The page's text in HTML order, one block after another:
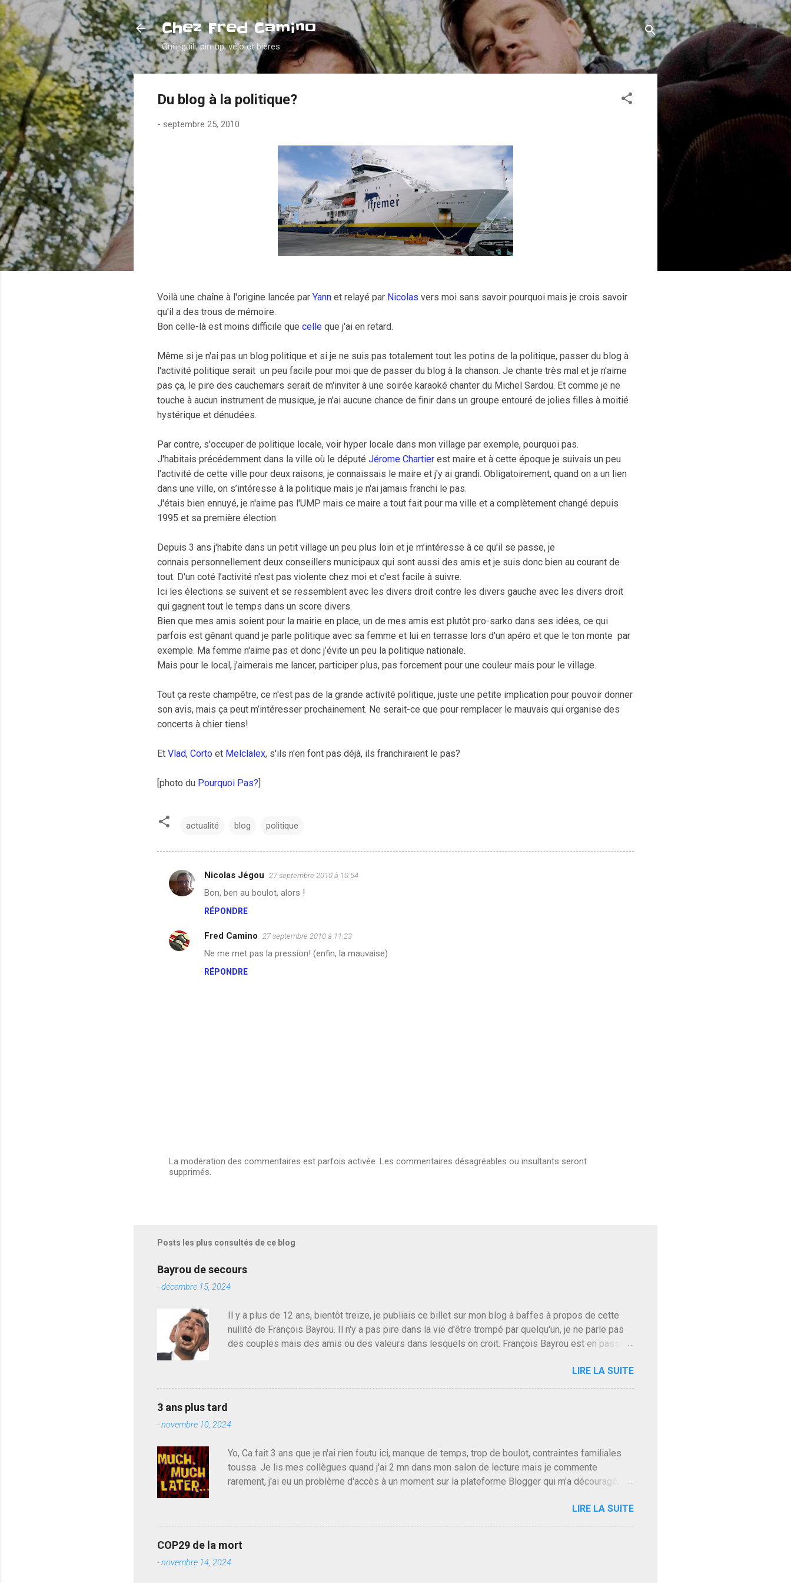
Accéder au contenu principal
Chez Fred Camino
Guili-guili, pin-up, vélo et bières
Du blog à la politique?
- septembre 25, 2010
Voilà une chaîne à l'origine lancée par Yann et relayé par Nicolas vers moi sans savoir pourquoi mais je crois savoir
qu'il a des trous de mémoire.
Bon celle-là est moins difficile que celle que j'ai en retard.
Même si je n'ai pas un blog politique et si je ne suis pas totalement tout les potins de la politique, passer du blog à
l'activité politique serait un peu facile pour moi que de passer du blog à la chanson. Je chante très mal et je n'aime
pas ça, le pire des cauchemars serait de m'inviter à une soirée karaoké chanter du Michel Sardou. Et comme je ne
touche à aucun instrument de musique, je n'ai aucune chance de finir dans un groupe entouré de jolies filles à moitié
hystérique et dénudées.
Par contre, s'occuper de politique locale, voir hyper locale dans mon village par exemple, pourquoi pas.
J'habitais précédemment dans la ville où le député Jérome Chartier est maire et à cette époque je suivais un peu
l'activité de cette ville pour deux raisons, je connaissais le maire et j'y ai grandi. Obligatoirement, quand on a un lien
dans une ville, on s’intéresse à la politique mais je n'ai jamais franchi le pas.
J'étais bien ennuyé, je n'aime pas l'UMP mais ce maire a tout fait pour ma ville et a complètement changé depuis
1995 et sa première élection.
Depuis 3 ans j'habite dans un petit village un peu plus loin et je m’intéresse à ce qu'il se passe, je
connais personnellement deux conseillers municipaux qui sont aussi des amis et je suis donc bien au courant de
tout. D'un coté l’activité n'est pas violente chez moi et c'est facile à suivre.
Ici les élections se suivent et se ressemblent avec les divers droit contre les divers gauche avec les divers droit
qui gagnent tout le temps dans un score divers.
Bien que mes amis soient pour la mairie en place, un de mes amis est plutôt pro-sarko dans ses idées, ce qui
parfois est gênant quand je parle politique avec sa femme et lui en terrasse lors d'un apéro et que le ton monte par
exemple. Ma femme n'aime pas et donc j’évite un peu la politique nationale.
Mais pour le local, j'aimerais me lancer, participer plus, pas forcement pour une couleur mais pour le village.
Tout ça reste champêtre, ce n'est pas de la grande activité politique, juste une petite implication pour pouvoir donner
son avis, mais ça peut m’intéresser prochainement. Ne serait-ce que pour remplacer le mauvais qui organise des
concerts à chier tiens!
Et Vlad, Corto et Melclalex, s'ils n'en font pas déjà, ils franchiraient le pas?
[photo du Pourquoi Pas?]
actualité blog politique
C
o
m
e
Nicolas Jégou 27 septembre 2010 à 10:54
Bon, ben au boulot, alors !
RÉPONDRE
Fred Camino 27 septembre 2010 à 11:23
Ne me met pas la pression! (enfin, la mauvaise)
RÉPONDRE
E
t
e
r
u
m
m
e
n
r
La modération des commentaires est parfois activée. Les commentaires désagréables ou insultants seront
supprimés.
Posts les plus consultés de ce blog
Bayrou de secours
-décembre 15, 2024
Il y a plus de 12 ans, bientôt treize, je publiais ce billet sur mon blog à baffes à propos de cette
nullité de François Bayrou. Il n'y a pas pire dans la vie d'être trompé par quelqu'un, je ne parle pas
des couples mais des amis ou des valeurs dans lesquels on croit. François Bayrou est en passe
déjà le candidat de la droite molle plus proche de Sarkozy que de Hollande, sinon il serait candidat
du centre de la gauche molle mais quand on écoutait ses discours critiques presque sincères
de l'Assemblée ou du Sénat. Ou assister au débarquement des américains en Normandie. Bayrou
LIRE LA SUITE
3 ans plus tard
-novembre 10, 2024
Yo, Ca fait 3 ans que je n'ai rien foutu ici, manque de temps, trop de boulot, contraintes familiales
toussa. Je lis mes collègues quand j'ai 2 mn dans mon salon de lecture mais je commente
rarement, j'ai eu un problème d'accès à un moment sur la plateforme Blogger qui m'a découragé,
pouvoir, Vlad Poutine qui a déclaré la guerre à l'Europe via l'Ukraine reçoit des troupes de Kim Mes
Couilles Un, Les islamistes de la religion de paix et d'amour déclenchent l'intifada mondiale après
demandait pas plus sont un tantinet excessif . Quelque part je ne peux pas franchement lui en
vouloir, quand un attentat touche ton pays avec 1700 morts, tu as envie d'exploser la gueule de
LIRE LA SUITE
COP29 de la mort
-novembre 14, 2024